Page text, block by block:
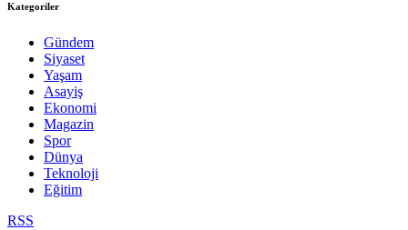
Kategoriler
Gündem
Siyaset
Yaşam
Asayiş
Ekonomi
Magazin
Spor
Dünya
Teknoloji
Eğitim
RSS